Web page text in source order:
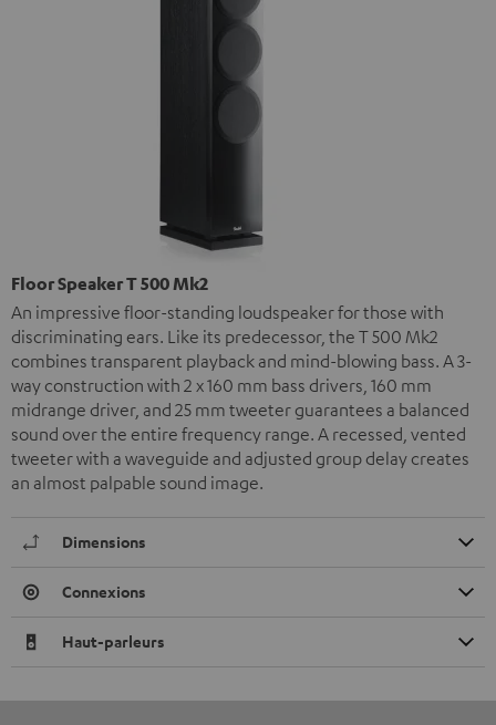
Floor Speaker T 500 Mk2
An impressive floor-standing loudspeaker for those with
discriminating ears. Like its predecessor, the T 500 Mk2
combines transparent playback and mind-blowing bass. A 3-
way construction with 2 x 160 mm bass drivers, 160 mm
midrange driver, and 25 mm tweeter guarantees a balanced
sound over the entire frequency range. A recessed, vented
tweeter with a waveguide and adjusted group delay creates
an almost palpable sound image.
Dimensions
Connexions
Haut-parleurs